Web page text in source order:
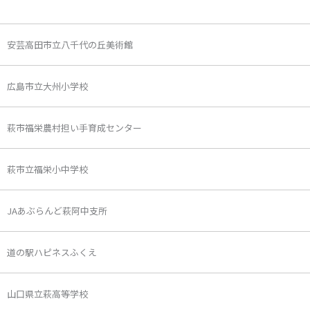
安芸高田市立八千代の丘美術館
広島市立大州小学校
萩市福栄農村担い手育成センター
萩市立福栄小中学校
JAあぶらんど萩阿中支所
道の駅ハピネスふくえ
山口県立萩高等学校